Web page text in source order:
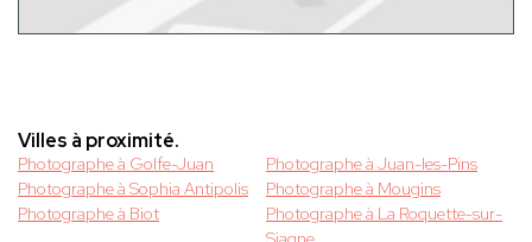
Villes à proximité.
Photographe à Golfe-Juan
Photographe à Juan-les-Pins
Photographe à Sophia Antipolis
Photographe à Mougins
Photographe à Biot
Photographe à La Roquette-sur-